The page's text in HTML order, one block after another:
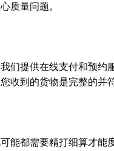
质量问题。
们提供在线支付和预约
收到的货物是完整的并
能都需要精打细算才能